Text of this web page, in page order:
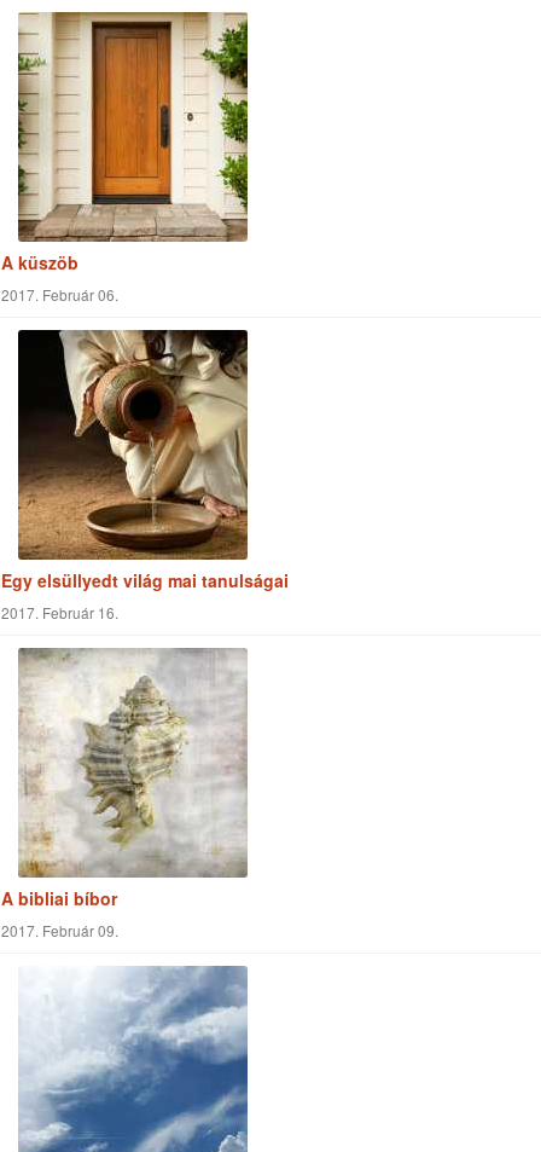
A küszöb
2017. Február 06.
Egy elsüllyedt világ mai tanulságai
2017. Február 16.
A bibliai bíbor
2017. Február 09.